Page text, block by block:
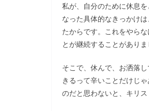
私が、自分のために休息
なった具体的なきっかけ
たからです。これをやら
とが継続することがありま
そこで、休んで、お洒落
きるって辛いことだけじ
のだと思わないと、キリ